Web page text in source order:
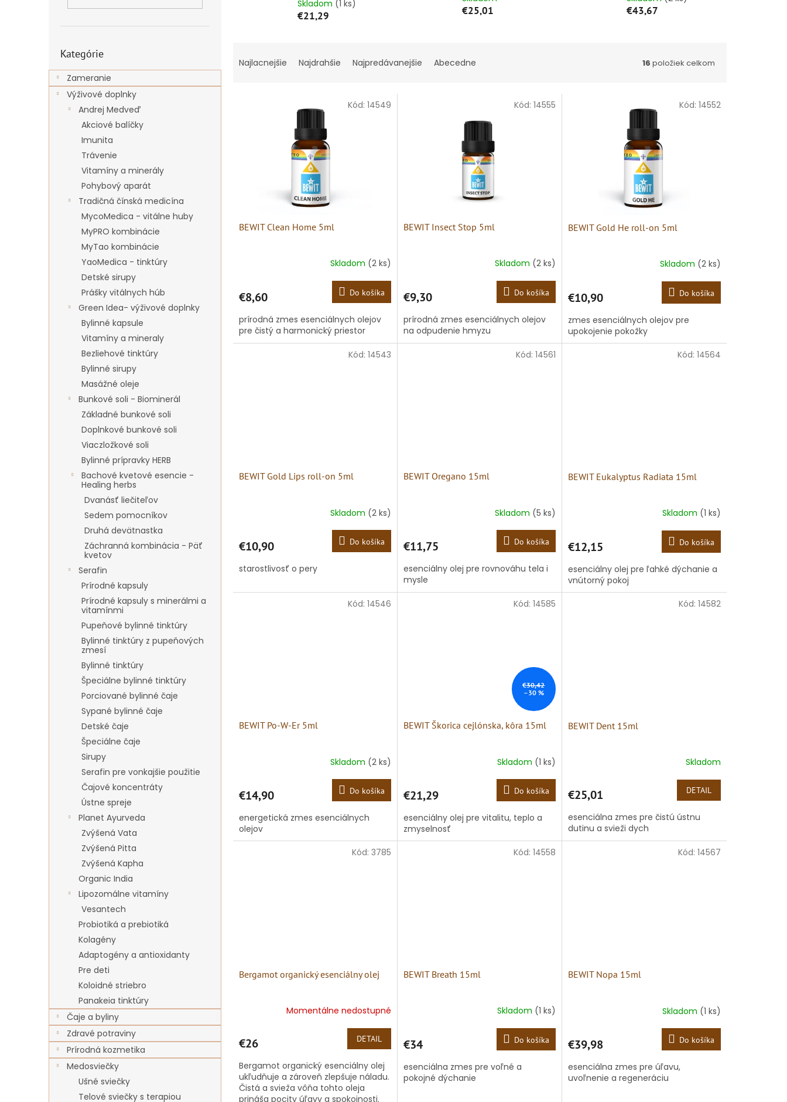
kategórie
Kategórie
Zameranie
Výživové doplnky
Andrej Medveď
Akciové balíčky
Imunita
Trávenie
Vitamíny a minerály
Pohybový aparát
Tradičná čínská medicína
MycoMedica - vitálne huby
MyPRO kombinácie
MyTao kombinácie
YaoMedica - tinktúry
Detské sirupy
Prášky vitálnych húb
Green Idea- výživové doplnky
Bylinné kapsule
Vitamíny a mineraly
Bezliehové tinktúry
Bylinné sirupy
Masážné oleje
Bunkové soli - Biominerál
Základné bunkové soli
Doplnkové bunkové soli
Viaczložkové soli
Bylinné prípravky HERB
Bachové kvetové esencie -
Healing herbs
Dvanásť liečiteľov
Sedem pomocníkov
Druhá devätnastka
Záchranná kombinácia - Päť
kvetov
Serafin
Prírodné kapsuly
Prírodné kapsuly s minerálmi a
vitamínmi
Pupeňové bylinné tinktúry
Bylinné tinktúry z pupeňových
zmesí
Bylinné tinktúry
Špeciálne bylinné tinktúry
Porciované bylinné čaje
Sypané bylinné čaje
Detské čaje
Špeciálne čaje
Sirupy
Serafin pre vonkajšie použitie
Čajové koncentráty
Ústne spreje
Planet Ayurveda
Zvýšená Vata
Zvýšená Pitta
Zvýšená Kapha
Organic India
Lipozomálne vitamíny
Vesantech
Probiotiká a prebiotiká
Kolagény
Adaptogény a antioxidanty
Pre deti
Koloidné striebro
Panakeia tinktúry
Čaje a byliny
Zdravé potraviny
Prírodná kozmetika
Medosviečky
Ušné sviečky
Telové sviečky s terapiou
Skladom (1 ks)
€21,29 €25,01 €43,67
Najlacnejšie Najdrahšie Najpredávanejšie Abecedne 16 položiek celkom
BEWIT Clean Home 5ml
Skladom (2 ks)
€8,60 Do košíka
prírodná zmes esenciálnych olejov
pre čistý a harmonický priestor
Kód: 14549
BEWIT Insect Stop 5ml
Skladom (2 ks)
€9,30 Do košíka
prírodná zmes esenciálnych olejov
na odpudenie hmyzu
Kód: 14555
BEWIT Gold He roll-on 5ml
Skladom (2 ks)
€10,90 Do košíka
zmes esenciálnych olejov pre
upokojenie pokožky
Kód: 14552
BEWIT Gold Lips roll-on 5ml
Skladom (2 ks)
€10,90 Do košíka
starostlivosť o pery
Kód: 14543
BEWIT Oregano 15ml
Skladom (5 ks)
€11,75 Do košíka
esenciálny olej pre rovnováhu tela i
mysle
Kód: 14561
BEWIT Eukalyptus Radiata 15ml
Skladom (1 ks)
€12,15 Do košíka
esenciálny olej pre ľahké dýchanie a
vnútorný pokoj
Kód: 14564
BEWIT Po-W-Er 5ml
Skladom (2 ks)
€14,90 Do košíka
energetická zmes esenciálnych
olejov
Kód: 14546
€30,42
–30 %
BEWIT Škorica cejlónska, kôra 15ml
Skladom (1 ks)
€21,29 Do košíka
esenciálny olej pre vitalitu, teplo a
zmyselnosť
Kód: 14585
BEWIT Dent 15ml
Skladom
€25,01 DETAIL
esenciálna zmes pre čistú ústnu
dutinu a svieži dych
Kód: 14582
Bergamot organický esenciálny olej
Momentálne nedostupné
€26 DETAIL
Bergamot organický esenciálny olej
ukľudňuje a zároveň zlepšuje náladu.
Čistá a svieža vôňa tohto oleja
prináša pocity úľavy a spokojnosti.
Kód: 3785
BEWIT Breath 15ml
Skladom (1 ks)
€34 Do košíka
esenciálna zmes pre voľné a
pokojné dýchanie
Kód: 14558
BEWIT Nopa 15ml
Skladom (1 ks)
€39,98 Do košíka
esenciálna zmes pre úľavu,
uvoľnenie a regeneráciu
Kód: 14567